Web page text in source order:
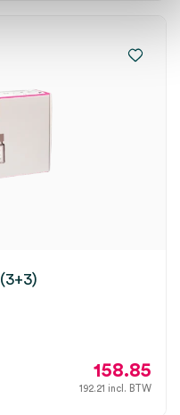
158.85
192.21 incl. BTW